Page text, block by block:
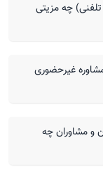
چه مزیتی
غیرحضوری
و مشاوران چه